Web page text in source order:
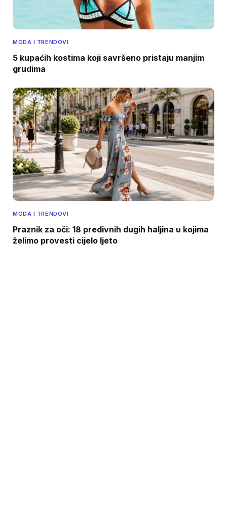
MODA I TRENDOVI
5 kupaćih kostima koji savršeno pristaju manjim
grudima
MODA I TRENDOVI
Praznik za oči: 18 predivnih dugih haljina u kojima
želimo provesti cijelo ljeto